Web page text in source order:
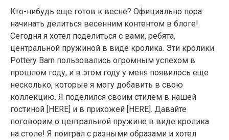
Кто-нибудь еще готов к весне? Официально пора
начинать делиться весенним контентом в блоге!
Сегодня я хотел поделиться с вами, ребята,
центральной пружиной в виде кролика. Эти кролики
Pottery Barn пользовались огромным успехом в
прошлом году, и в этом году у меня появилось еще
несколько, которые я могу добавить в свою
коллекцию. Я поделился своим стилем в нашей
гостиной [HERE] и в прихожей [HERE]. Давайте
поговорим о центральной пружине в виде кролика
на столе! Я поиграл с разными образами и хотел